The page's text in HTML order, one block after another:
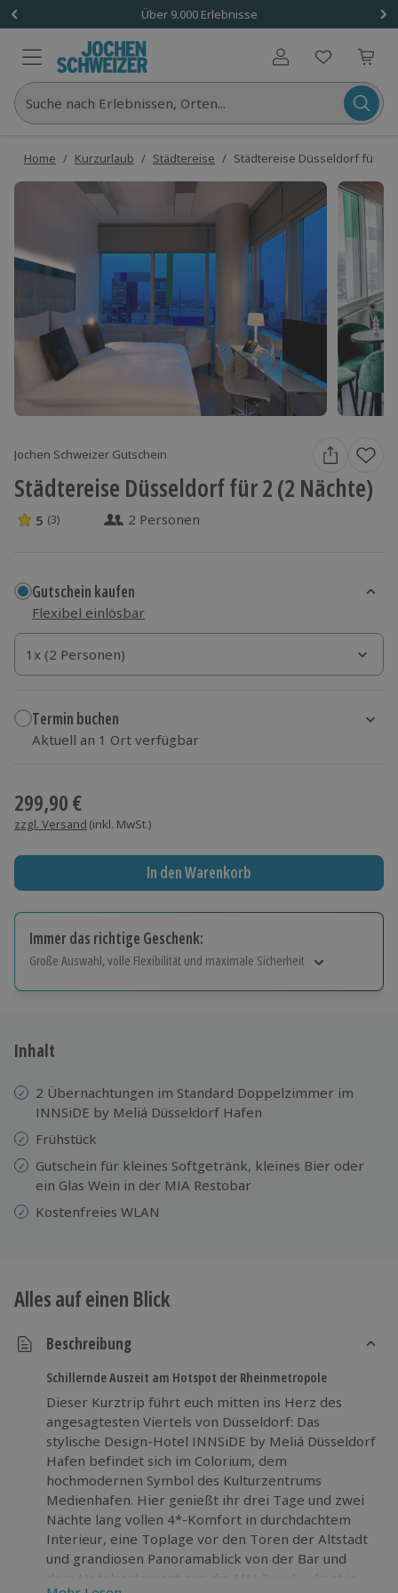
Über 9.000 Erlebnisse
Benutzerkonto
Suche nach Erlebnissen, Orten...
Home / Kurzurlaub / Städtereise / Städtereise Düsseldorf für 2
Jochen Schweizer Gutschein
Städtereise Düsseldorf für 2 (2 Nächte)
5 Sterne von 5 aus 3 Bewertungen
5 (3) 2 Personen
Gutschein kaufen
Flexibel einlösbar
1x (2 Personen)
1x (2 Personen)
1x (2 Personen)
Termin buchen
Aktuell an 1 Ort verfügbar
299,90 €
zzgl. Versand (inkl. MwSt.)
In den Warenkorb
Immer das richtige Geschenk:
Große Auswahl, volle Flexibilität und maximale Sicherheit
Jeder Gutschein für alle Erlebnisse einlösbar.
10 Jahre gültig & verlängerbar.
Inhalt
2 Übernachtungen im Standard Doppelzimmer im
INNSiDE by Meliá Düsseldorf Hafen
Frühstück
Gutschein für kleines Softgetränk, kleines Bier oder
ein Glas Wein in der MIA Restobar
Kostenfreies WLAN
Alles auf einen Blick
Beschreibung
Schillernde Auszeit am Hotspot der Rheinmetropole
Dieser Kurztrip führt euch mitten ins Herz des
angesagtesten Viertels von Düsseldorf: Das
stylische Design-Hotel INNSiDE by Meliá Düsseldorf
Hafen befindet sich im Colorium, dem
hochmodernen Symbol des Kulturzentrums
Medienhafen. Hier genießt ihr drei Tage und zwei
Nächte lang vollen 4*-Komfort in durchdachtem
Interieur, eine Toplage vor den Toren der Altstadt
und grandiosen Panoramablick von der Bar und
dem Hotelrestaurant aus: die
MIA Restobar
liegt in